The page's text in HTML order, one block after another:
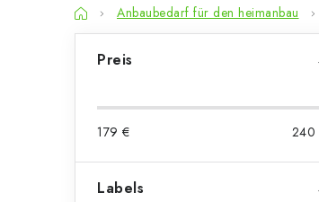
StartseiteAnbaubedarf für den heimanbau
t
Preis
179 € 240
Labels